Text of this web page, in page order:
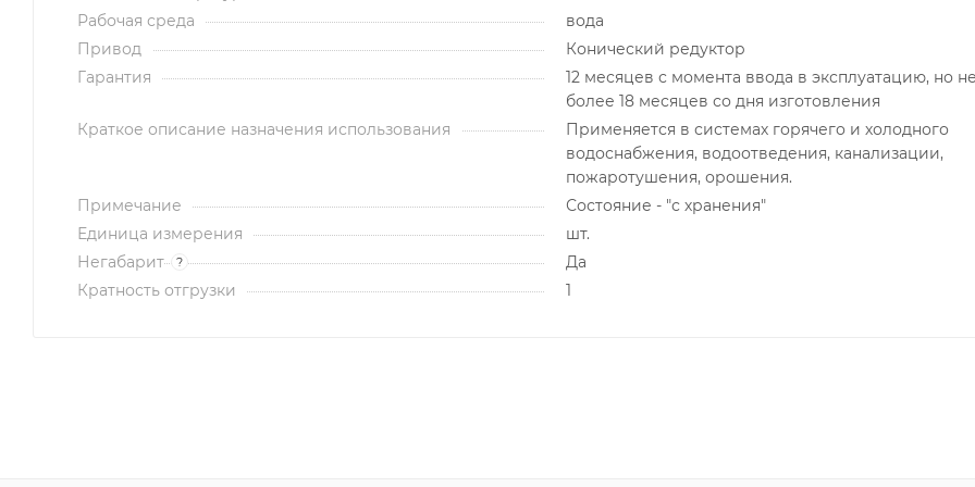
Рабочая среда
вода
Привод
Конический редуктор
Гарантия
12 месяцев с момента ввода в эксплуатацию, но
более 18 месяцев со дня изготовления
Краткое описание назначения использования
Применяется в системах горячего и холодного
водоснабжения, водоотведения, канализации,
пожаротушения, орошения.
Примечание
Состояние - "с хранения"
Единица измерения
шт.
Негабарит
?
Да
Кратность отгрузки
1